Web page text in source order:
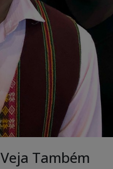
Veja Também